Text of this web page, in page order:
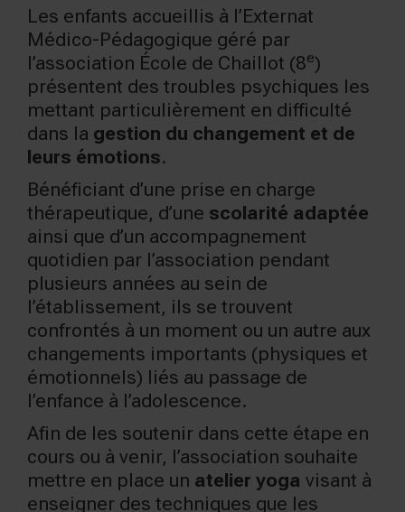
Les enfants accueillis à l’Externat
Médico-Pédagogique géré par
l’association École de Chaillot (8e)
présentent des troubles psychiques les
mettant particulièrement en difficulté
dans la gestion du changement et de
leurs émotions.
Bénéficiant d’une prise en charge
thérapeutique, d’une scolarité adaptée
ainsi que d’un accompagnement
quotidien par l’association pendant
plusieurs années au sein de
l’établissement, ils se trouvent
confrontés à un moment ou un autre aux
changements importants (physiques et
émotionnels) liés au passage de
l’enfance à l’adolescence.
Afin de les soutenir dans cette étape en
cours ou à venir, l’association souhaite
mettre en place un atelier yoga visant à
enseigner des techniques que les